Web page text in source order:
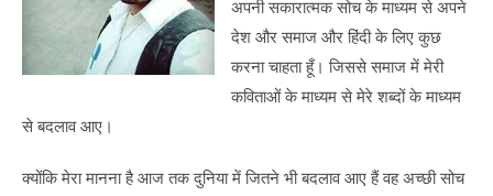
अपनी सकारात्मक सोच के माध्यम से अपने
देश और समाज और हिंदी के लिए कुछ
करना चाहता हूँ। जिससे समाज में मेरी
कविताओं के माध्यम से मेरे शब्दों के माध्यम
से बदलाव आए।
क्योंकि मेरा मानना है आज तक दुनिया में जितने भी बदलाव आए हैं वह अच्छी सोच